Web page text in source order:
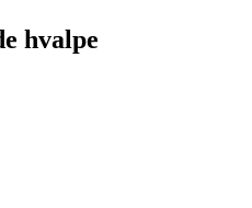
hvalpe